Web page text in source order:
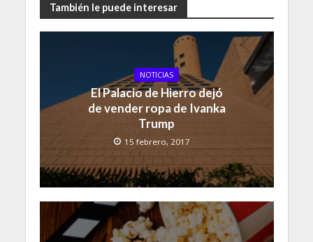
También le puede interesar
NOTICIAS
El Palacio de Hierro dejó
de vender ropa de Ivanka
Trump
15 febrero, 2017